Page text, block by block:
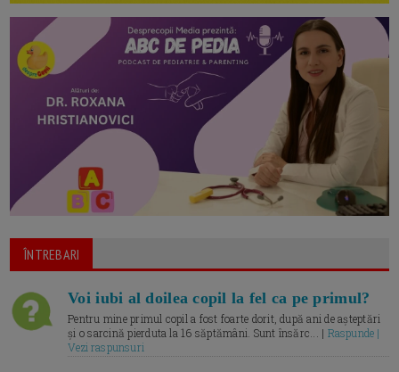
ÎNTREBARI
Voi iubi al doilea copil la fel ca pe primul?
Pentru mine primul copil a fost foarte dorit, după ani de așteptări
și o sarcină pierduta la 16 săptămâni. Sunt însărc... | Raspunde |
Vezi raspunsuri